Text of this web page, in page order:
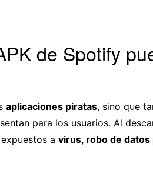
de Spotify
aplicaciones piratas, sino que
para los usuarios. Al
a virus, robo de